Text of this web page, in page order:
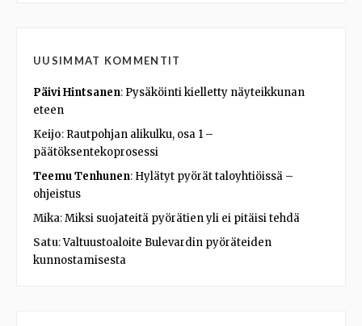
UUSIMMAT KOMMENTIT
Päivi Hintsanen: Pysäköinti kielletty näyteikkunan
eteen
Keijo: Rautpohjan alikulku, osa 1 –
päätöksentekoprosessi
Teemu Tenhunen: Hylätyt pyörät taloyhtiöissä –
ohjeistus
Mika:Miksi suojateitä pyörätien yli ei pitäisi tehdä
Satu:Valtuustoaloite Bulevardin pyöräteiden
kunnostamisesta